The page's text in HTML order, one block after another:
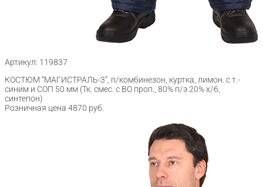
Артикул: 119837
КОСТЮМ “МАГИСТРАЛЬ-3”, п/комбинезон, куртка, лимон. с т.-
синим и СОП 50 мм (Тк. смес. с ВО проп., 80% п/э 20% х/б,
синтепон)
Розничная цена 4870 руб.